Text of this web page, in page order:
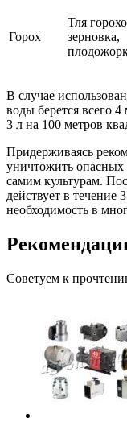
Горох
Тля
зерновка,
В случае
воды берется всего
3 л на 100 метров
Придерживаясь
уничтожить опасных
самим культурам.
действует в течение
необходимость в
Советуем к